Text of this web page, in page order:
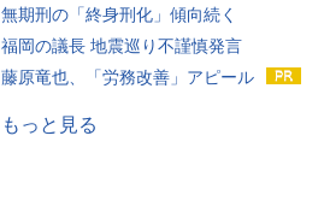
無期刑の「終身刑化」傾向続く
福岡の議長 地震巡り不謹慎発言
藤原竜也、「労務改善」アピール
もっと見る